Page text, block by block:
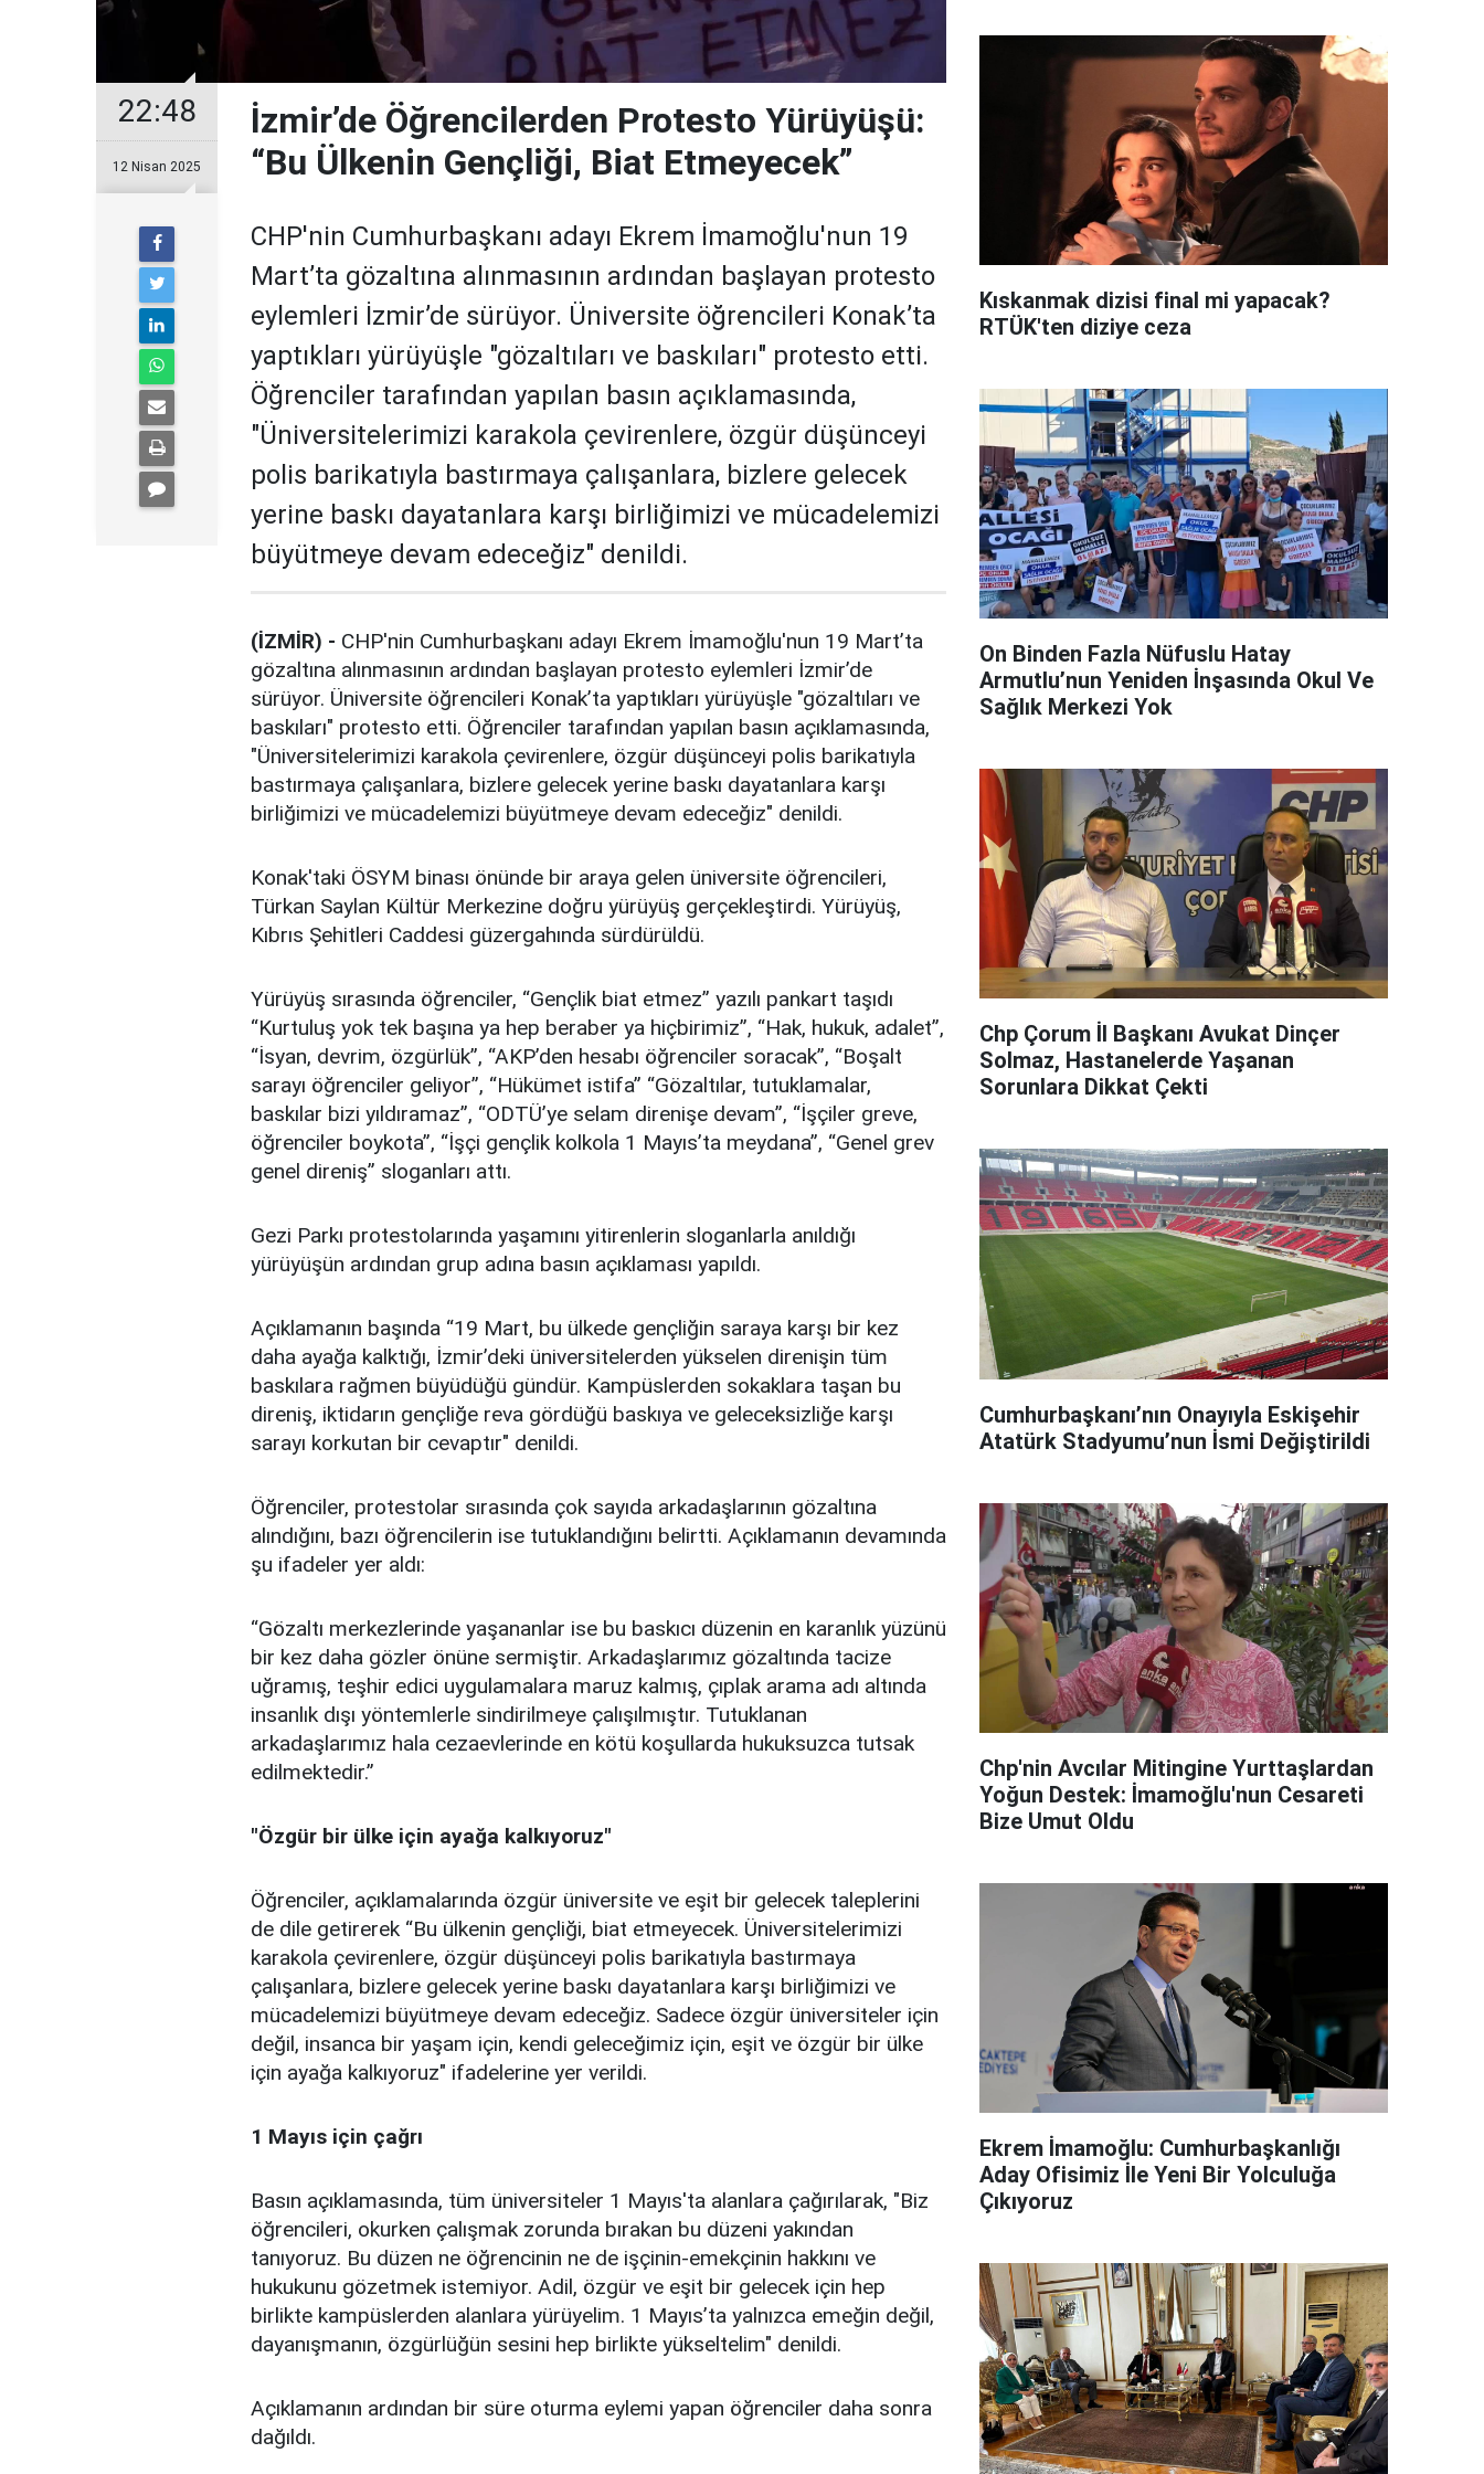
22:48
12 Nisan 2025
İzmir’de Öğrencilerden Protesto Yürüyüşü:
“Bu Ülkenin Gençliği, Biat Etmeyecek”
CHP'nin Cumhurbaşkanı adayı Ekrem İmamoğlu'nun 19
Mart’ta gözaltına alınmasının ardından başlayan protesto
eylemleri İzmir’de sürüyor. Üniversite öğrencileri Konak’ta
yaptıkları yürüyüşle "gözaltıları ve baskıları" protesto etti.
Öğrenciler tarafından yapılan basın açıklamasında,
"Üniversitelerimizi karakola çevirenlere, özgür düşünceyi
polis barikatıyla bastırmaya çalışanlara, bizlere gelecek
yerine baskı dayatanlara karşı birliğimizi ve mücadelemizi
büyütmeye devam edeceğiz" denildi.
(İZMİR) - CHP'nin Cumhurbaşkanı adayı Ekrem İmamoğlu'nun 19 Mart’ta
gözaltına alınmasının ardından başlayan protesto eylemleri İzmir’de
sürüyor. Üniversite öğrencileri Konak’ta yaptıkları yürüyüşle "gözaltıları ve
baskıları" protesto etti. Öğrenciler tarafından yapılan basın açıklamasında,
"Üniversitelerimizi karakola çevirenlere, özgür düşünceyi polis barikatıyla
bastırmaya çalışanlara, bizlere gelecek yerine baskı dayatanlara karşı
birliğimizi ve mücadelemizi büyütmeye devam edeceğiz" denildi.
Konak'taki ÖSYM binası önünde bir araya gelen üniversite öğrencileri,
Türkan Saylan Kültür Merkezine doğru yürüyüş gerçekleştirdi. Yürüyüş,
Kıbrıs Şehitleri Caddesi güzergahında sürdürüldü.
Yürüyüş sırasında öğrenciler, “Gençlik biat etmez” yazılı pankart taşıdı
“Kurtuluş yok tek başına ya hep beraber ya hiçbirimiz”, “Hak, hukuk, adalet”,
“İsyan, devrim, özgürlük”, “AKP’den hesabı öğrenciler soracak”, “Boşalt
sarayı öğrenciler geliyor”, “Hükümet istifa” “Gözaltılar, tutuklamalar,
baskılar bizi yıldıramaz”, “ODTÜ’ye selam direnişe devam”, “İşçiler greve,
öğrenciler boykota”, “İşçi gençlik kolkola 1 Mayıs’ta meydana”, “Genel grev
genel direniş” sloganları attı.
Gezi Parkı protestolarında yaşamını yitirenlerin sloganlarla anıldığı
yürüyüşün ardından grup adına basın açıklaması yapıldı.
Açıklamanın başında “19 Mart, bu ülkede gençliğin saraya karşı bir kez
daha ayağa kalktığı, İzmir’deki üniversitelerden yükselen direnişin tüm
baskılara rağmen büyüdüğü gündür. Kampüslerden sokaklara taşan bu
direniş, iktidarın gençliğe reva gördüğü baskıya ve geleceksizliğe karşı
sarayı korkutan bir cevaptır" denildi.
Öğrenciler, protestolar sırasında çok sayıda arkadaşlarının gözaltına
alındığını, bazı öğrencilerin ise tutuklandığını belirtti. Açıklamanın devamında
şu ifadeler yer aldı:
“Gözaltı merkezlerinde yaşananlar ise bu baskıcı düzenin en karanlık yüzünü
bir kez daha gözler önüne sermiştir. Arkadaşlarımız gözaltında tacize
uğramış, teşhir edici uygulamalara maruz kalmış, çıplak arama adı altında
insanlık dışı yöntemlerle sindirilmeye çalışılmıştır. Tutuklanan
arkadaşlarımız hala cezaevlerinde en kötü koşullarda hukuksuzca tutsak
edilmektedir.”
"Özgür bir ülke için ayağa kalkıyoruz"
Öğrenciler, açıklamalarında özgür üniversite ve eşit bir gelecek taleplerini
de dile getirerek “Bu ülkenin gençliği, biat etmeyecek. Üniversitelerimizi
karakola çevirenlere, özgür düşünceyi polis barikatıyla bastırmaya
çalışanlara, bizlere gelecek yerine baskı dayatanlara karşı birliğimizi ve
mücadelemizi büyütmeye devam edeceğiz. Sadece özgür üniversiteler için
değil, insanca bir yaşam için, kendi geleceğimiz için, eşit ve özgür bir ülke
için ayağa kalkıyoruz" ifadelerine yer verildi.
1 Mayıs için çağrı
Basın açıklamasında, tüm üniversiteler 1 Mayıs'ta alanlara çağırılarak, "Biz
öğrencileri, okurken çalışmak zorunda bırakan bu düzeni yakından
tanıyoruz. Bu düzen ne öğrencinin ne de işçinin-emekçinin hakkını ve
hukukunu gözetmek istemiyor. Adil, özgür ve eşit bir gelecek için hep
birlikte kampüslerden alanlara yürüyelim. 1 Mayıs’ta yalnızca emeğin değil,
dayanışmanın, özgürlüğün sesini hep birlikte yükseltelim" denildi.
Açıklamanın ardından bir süre oturma eylemi yapan öğrenciler daha sonra
dağıldı.
Kıskanmak dizisi final mi yapacak?
RTÜK'ten diziye ceza
On Binden Fazla Nüfuslu Hatay
Armutlu’nun Yeniden İnşasında Okul Ve
Sağlık Merkezi Yok
Chp Çorum İl Başkanı Avukat Dinçer
Solmaz, Hastanelerde Yaşanan
Sorunlara Dikkat Çekti
Cumhurbaşkanı’nın Onayıyla Eskişehir
Atatürk Stadyumu’nun İsmi Değiştirildi
Chp'nin Avcılar Mitingine Yurttaşlardan
Yoğun Destek: İmamoğlu'nun Cesareti
Bize Umut Oldu
Ekrem İmamoğlu: Cumhurbaşkanlığı
Aday Ofisimiz İle Yeni Bir Yolculuğa
Çıkıyoruz